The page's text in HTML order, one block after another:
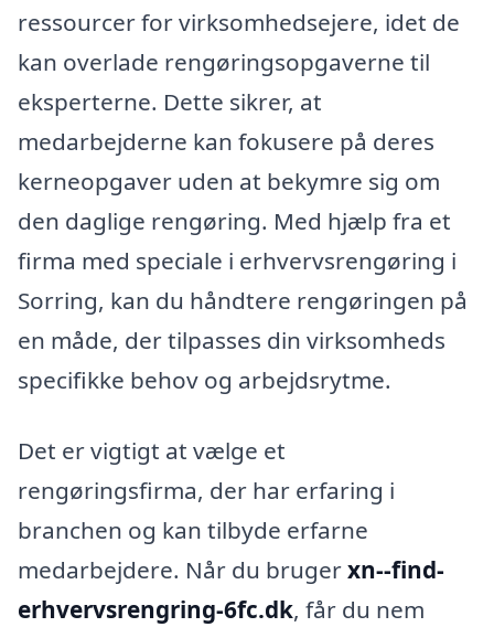
ressourcer for virksomhedsejere, idet de
kan overlade rengøringsopgaverne til
eksperterne. Dette sikrer, at
medarbejderne kan fokusere på deres
kerneopgaver uden at bekymre sig om
den daglige rengøring. Med hjælp fra et
firma med speciale i erhvervsrengøring i
Sorring, kan du håndtere rengøringen på
en måde, der tilpasses din virksomheds
specifikke behov og arbejdsrytme.
Det er vigtigt at vælge et
rengøringsfirma, der har erfaring i
branchen og kan tilbyde erfarne
medarbejdere. Når du brugerxn--find-
erhvervsrengring-6fc.dk, får du nem